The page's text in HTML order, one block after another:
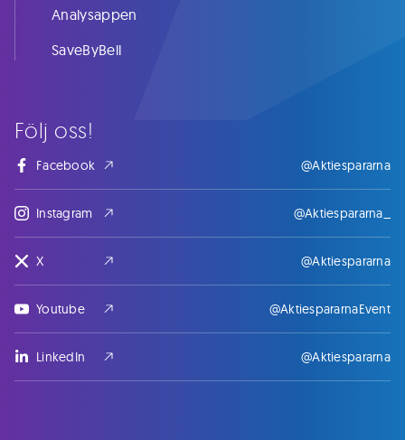
Följ oss!
Facebook @Aktiespararna
Instagram @Aktiespararna_
X @Aktiespararna
Youtube @AktiespararnaEvent
LinkedIn @Aktiespararna
Analysappen
SaveByBell